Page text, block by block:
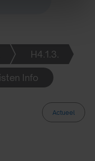
H4.1.3.
Info
Actueel